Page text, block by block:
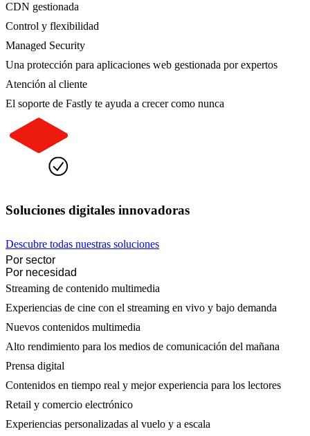
CDN gestionada
Control y flexibilidad
Managed Security
Una protección para aplicaciones web gestionada por expertos
Atención al cliente
El soporte de Fastly te ayuda a crecer como nunca
Soluciones digitales innovadoras
Descubre todas nuestras soluciones
Por sector
Por necesidad
Streaming de contenido multimedia
Experiencias de cine con el streaming en vivo y bajo demanda
Nuevos contenidos multimedia
Alto rendimiento para los medios de comunicación del mañana
Prensa digital
Contenidos en tiempo real y mejor experiencia para los lectores
Retail y comercio electrónico
Experiencias personalizadas al vuelo y a escala